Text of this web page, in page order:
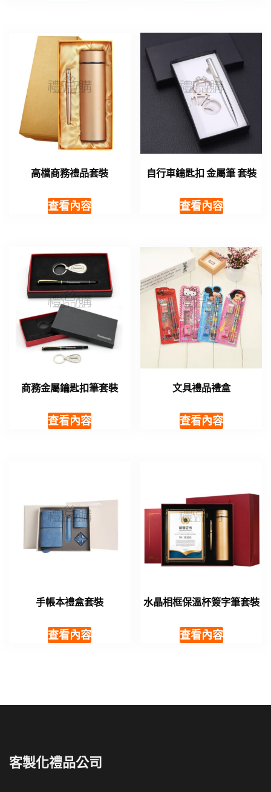
高檔商務禮品套裝
查看內容
自行車鑰匙扣 金屬筆 套裝
查看內容
商務金屬鑰匙扣筆套裝
查看內容
文具禮品禮盒
查看內容
手帳本禮盒套裝
查看內容
水晶相框保溫杯簽字筆套裝
查看內容
客製化禮品公司